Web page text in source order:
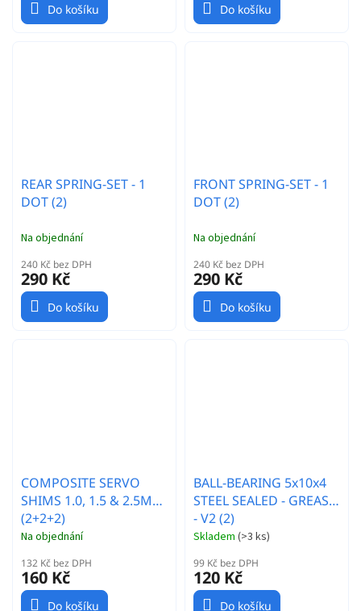
Do košíku Do košíku
REAR SPRING-SET - 1
DOT (2)
Na objednání
240 Kč bez DPH
290 Kč
Do košíku
FRONT SPRING-SET - 1
DOT (2)
Na objednání
240 Kč bez DPH
290 Kč
Do košíku
COMPOSITE SERVO
SHIMS 1.0, 1.5 & 2.5MM
(2+2+2)
Na objednání
132 Kč bez DPH
160 Kč
Do košíku
BALL-BEARING 5x10x4
STEEL SEALED - GREASE
- V2 (2)
Skladem (>3 ks)
99 Kč bez DPH
120 Kč
Do košíku